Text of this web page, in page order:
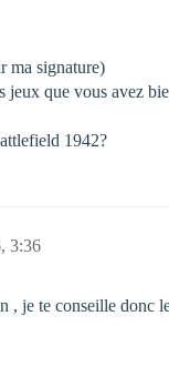
ma signature)
jeux que vous avez
1942?
3:36
, je te conseille